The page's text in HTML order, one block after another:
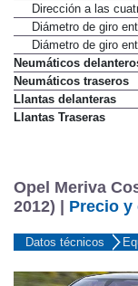
Dirección a las
Diámetro de giro
Diámetro de giro
Neumáticos
Neumáticos traseros
Llantas delanteras
Llantas Traseras
Opel Meriva
2012) | Precio y
Datos técnicos